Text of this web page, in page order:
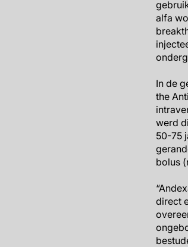
alfa
In de
the
werd
50-75
bolus
direct